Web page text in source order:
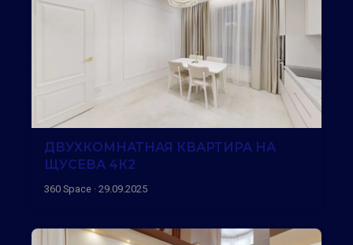
ДВУХКОМНАТНАЯ КВАРТИРА НА
ЩУСЕВА 4К2
360 Space · 29.09.2025